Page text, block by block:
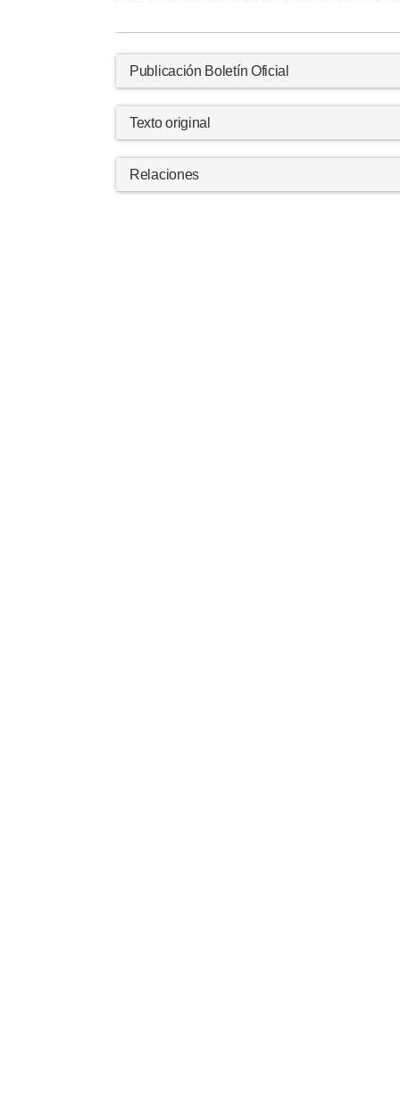
Publicación Boletín Oficial
Texto original
Relaciones